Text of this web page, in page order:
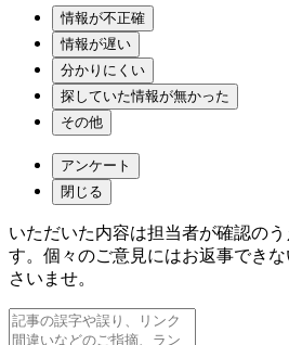
情報が不正確
情報が遅い
分かりにくい
探していた情報が無かった
その他
アンケート
閉じる
いただいた内容は担当者が確認の
す。個々のご意見にはお返事でき
さいませ。